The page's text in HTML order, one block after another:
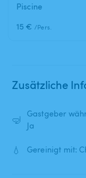
Piscine
15 € /Pers.
Zusätzliche
🤿
Gastgeber
Ja
💧 Gereinigt mit: